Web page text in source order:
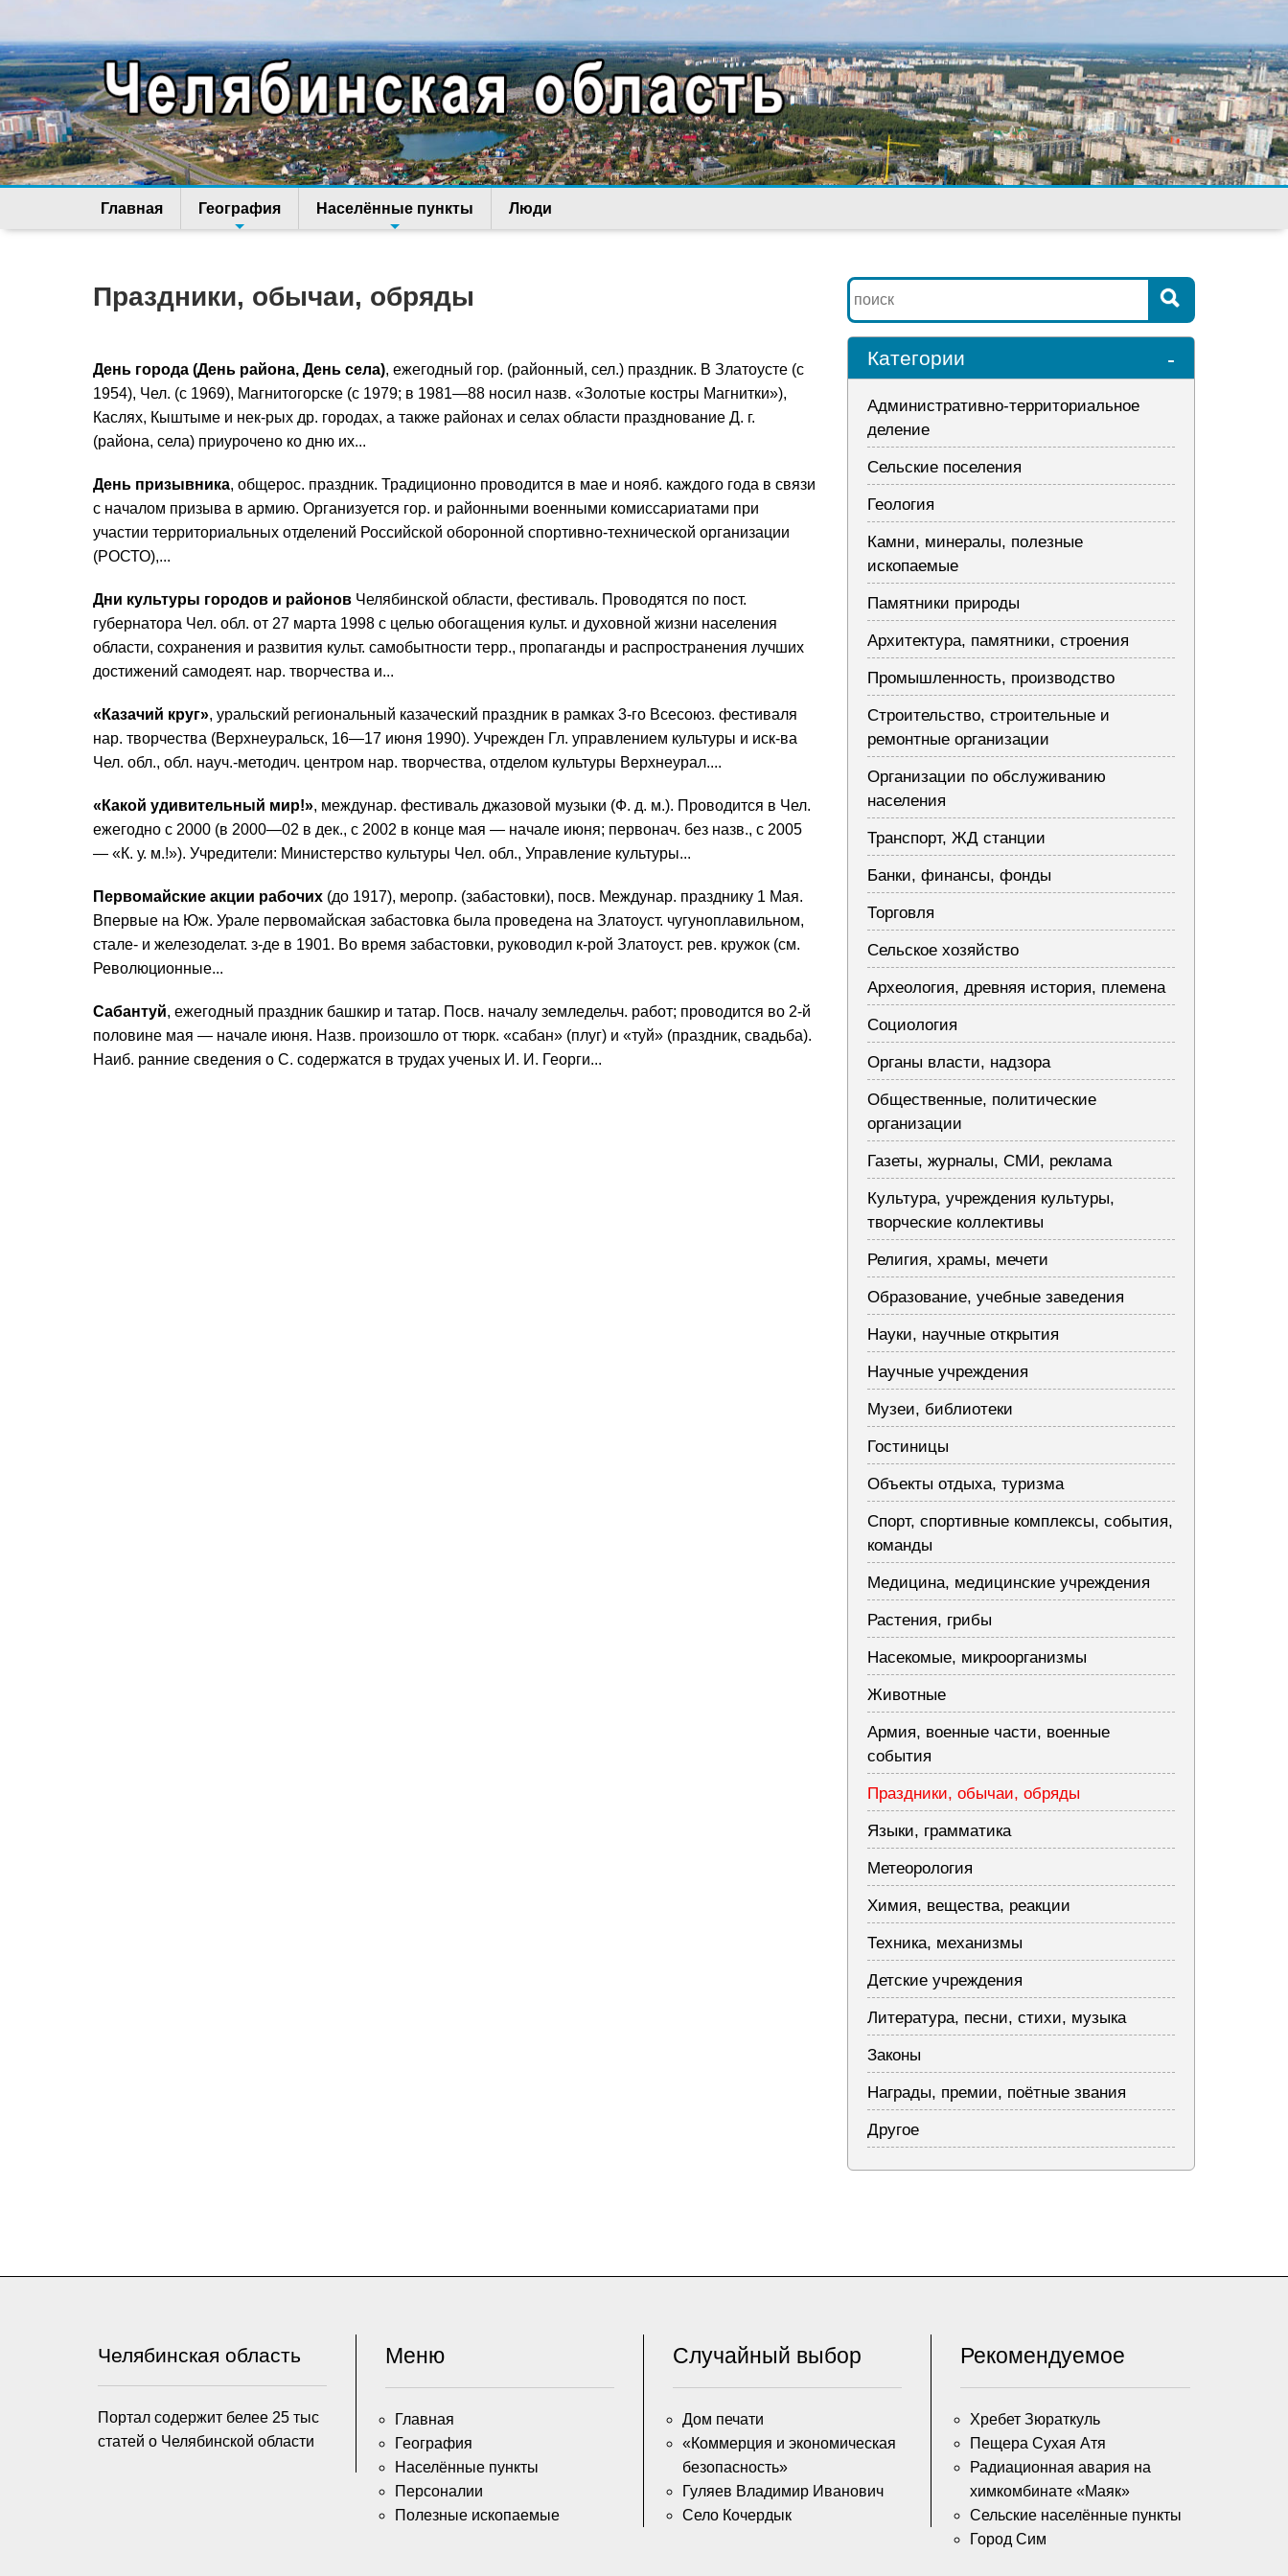
Главная География Населённые пункты Люди
Праздники, обычаи, обряды
День города (День района, День села), ежегодный гор. (районный, сел.) праздник. В Златоусте (с
1954), Чел. (с 1969), Магнитогорске (с 1979; в 1981—88 носил назв. «Золотые костры Магнитки»),
Каслях, Кыштыме и нек-рых др. городах, а также районах и селах области празднование Д. г.
(района, села) приурочено ко дню их...
День призывника, общерос. праздник. Традиционно проводится в мае и нояб. каждого года в связи
с началом призыва в армию. Организуется гор. и районными военными комиссариатами при
участии территориальных отделений Российской оборонной спортивно-технической организации
(РОСТО),...
Дни культуры городов и районов Челябинской области, фестиваль. Проводятся по пост.
губернатора Чел. обл. от 27 марта 1998 с целью обогащения культ. и духовной жизни населения
области, сохранения и развития культ. самобытности терр., пропаганды и распространения лучших
достижений самодеят. нар. творчества и...
«Казачий круг», уральский региональный казаческий праздник в рамках 3-го Всесоюз. фестиваля
нар. творчества (Верхнеуральск, 16—17 июня 1990). Учрежден Гл. управлением культуры и иск-ва
Чел. обл., обл. науч.-методич. центром нар. творчества, отделом культуры Верхнеурал....
«Какой удивительный мир!», междунар. фестиваль джазовой музыки (Ф. д. м.). Проводится в Чел.
ежегодно с 2000 (в 2000—02 в дек., с 2002 в конце мая — начале июня; первонач. без назв., с 2005
— «К. у. м.!»). Учредители: Министерство культуры Чел. обл., Управление культуры...
Первомайские акции рабочих (до 1917), меропр. (забастовки), посв. Междунар. празднику 1 Мая.
Впервые на Юж. Урале первомайская забастовка была проведена на Златоуст. чугуноплавильном,
стале- и железоделат. з-де в 1901. Во время забастовки, руководил к-рой Златоуст. рев. кружок (см.
Революционные...
Сабантуй, ежегодный праздник башкир и татар. Посв. началу земледельч. работ; проводится во 2-й
половине мая — начале июня. Назв. произошло от тюрк. «сабан» (плуг) и «туй» (праздник, свадьба).
Наиб. ранние сведения о С. содержатся в трудах ученых И. И. Георги...
Категории -
Административно-территориальное
деление
Сельские поселения
Геология
Камни, минералы, полезные
ископаемые
Памятники природы
Архитектура, памятники, строения
Промышленность, производство
Строительство, строительные и
ремонтные организации
Организации по обслуживанию
населения
Транспорт, ЖД станции
Банки, финансы, фонды
Торговля
Сельское хозяйство
Археология, древняя история, племена
Социология
Органы власти, надзора
Общественные, политические
организации
Газеты, журналы, СМИ, реклама
Культура, учреждения культуры,
творческие коллективы
Религия, храмы, мечети
Образование, учебные заведения
Науки, научные открытия
Научные учреждения
Музеи, библиотеки
Гостиницы
Объекты отдыха, туризма
Спорт, спортивные комплексы, события,
команды
Медицина, медицинские учреждения
Растения, грибы
Насекомые, микроорганизмы
Животные
Армия, военные части, военные
события
Праздники, обычаи, обряды
Языки, грамматика
Метеорология
Химия, вещества, реакции
Техника, механизмы
Детские учреждения
Литература, песни, стихи, музыка
Законы
Награды, премии, поётные звания
Другое
Челябинская область
Портал содержит белее 25 тыс
статей о Челябинской области
Меню
Главная
География
Населённые пункты
Персоналии
Полезные ископаемые
Случайный выбор
Дом печати
«Коммерция и экономическая
безопасность»
Гуляев Владимир Иванович
Село Кочердык
Рекомендуемое
Хребет Зюраткуль
Пещера Сухая Атя
Радиационная авария на
химкомбинате «Маяк»
Сельские населённые пункты
Город Сим